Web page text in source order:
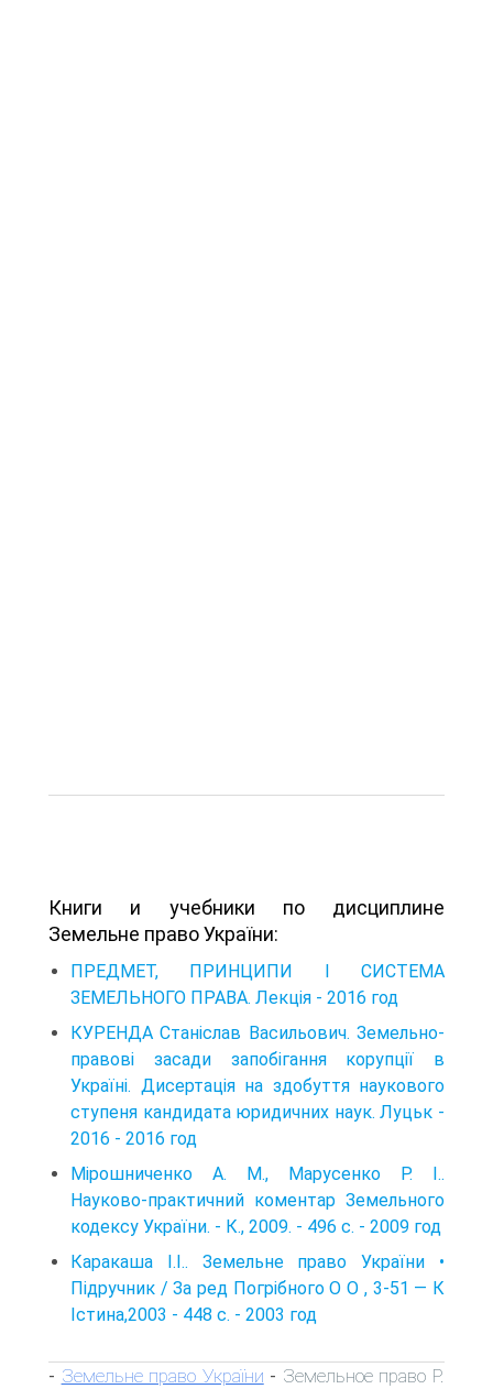
Книги и учебники по дисциплине
Земельне право України:
ПРЕДМЕТ, ПРИНЦИПИ І СИСТЕМА
ЗЕМЕЛЬНОГО ПРАВА. Лекція - 2016 год
КУРЕНДА Станіслав Васильович. Земельно-
правові засади запобігання корупції в
Україні. Дисертація на здобуття наукового
ступеня кандидата юридичних наук. Луцьк -
2016 - 2016 год
Мірошниченко А. М., Марусенко Р. І..
Науково-практичний коментар Земельного
кодексу України. - К., 2009. - 496 с. - 2009 год
Каракаша І.І.. Земельне право України •
Підручник / За ред Погрібного О О , 3-51 — К
Істина,2003 - 448 с. - 2003 год
- Земельне право України - Земельное право Р.